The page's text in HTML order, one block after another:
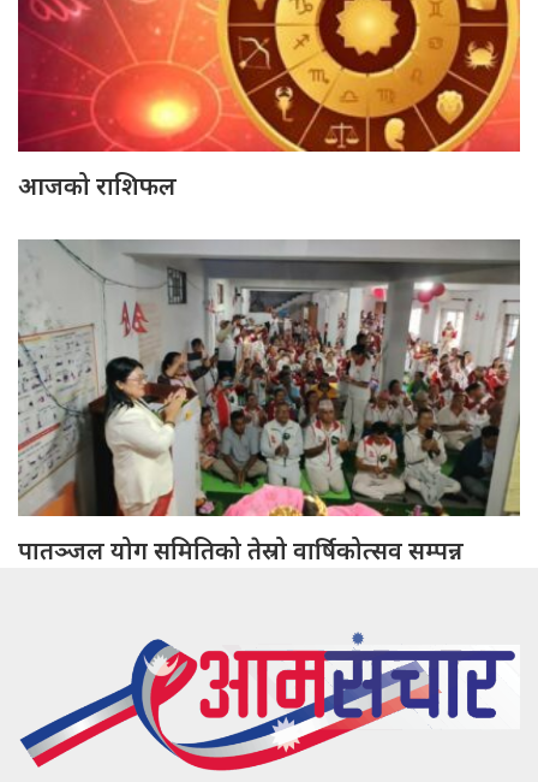
आजको राशिफल
पातञ्जल योग समितिको तेस्रो वार्षिकोत्सव सम्पन्न